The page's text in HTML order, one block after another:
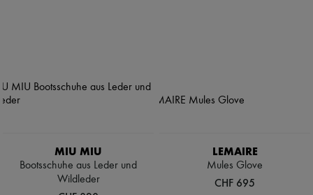
MIU MIU
Bootsschuhe aus Leder und
Wildleder
LEMAIRE
Mules Glove
CHF 695